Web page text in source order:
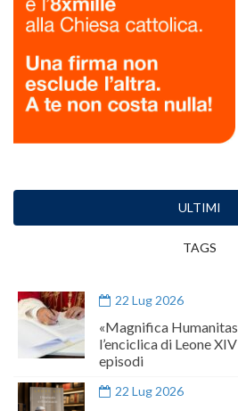
ULTIMI
TAGS
22 Lug 2026
«Magnifica
l’enciclica di Leone
episodi
22 Lug 2026